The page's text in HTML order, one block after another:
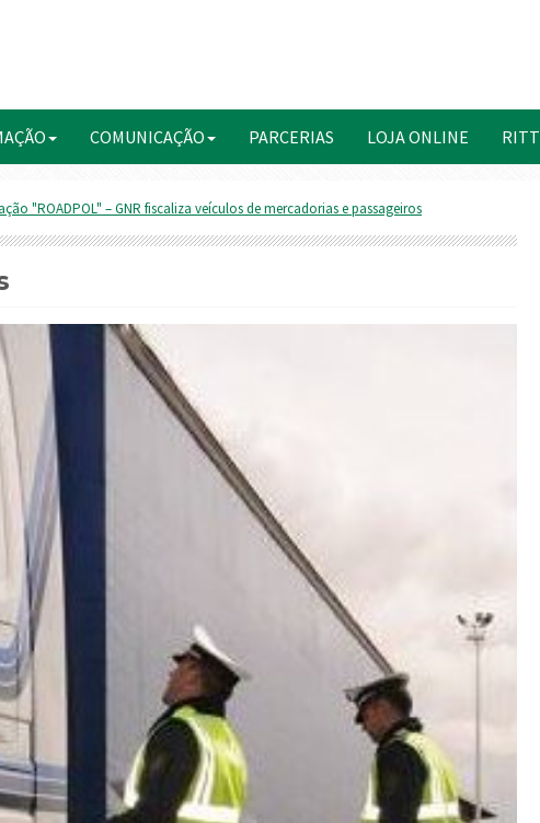
COMUNICAÇÃO PARCERIAS LOJA ONLINE RITT
"ROADPOL" – GNR fiscaliza veículos de mercadorias e passageiros